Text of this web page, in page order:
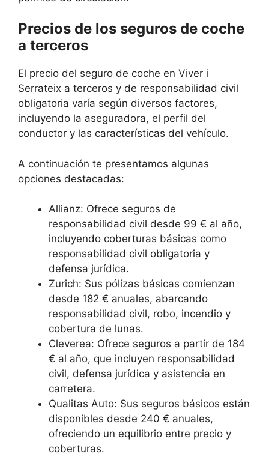
Precios de los seguros de coche
a terceros
El precio del seguro de coche en Viver i
Serrateix a terceros y de responsabilidad civil
obligatoria varía según diversos factores,
incluyendo la aseguradora, el perfil del
conductor y las características del vehículo.
A continuación te presentamos algunas
opciones destacadas:
Allianz: Ofrece seguros de
responsabilidad civil desde 99 € al año,
incluyendo coberturas básicas como
responsabilidad civil obligatoria y
defensa jurídica.
Zurich: Sus pólizas básicas comienzan
desde 182 € anuales, abarcando
responsabilidad civil, robo, incendio y
cobertura de lunas.
Cleverea: Ofrece seguros a partir de 184
€ al año, que incluyen responsabilidad
civil, defensa jurídica y asistencia en
carretera.
Qualitas Auto: Sus seguros básicos están
disponibles desde 240 € anuales,
ofreciendo un equilibrio entre precio y
coberturas.